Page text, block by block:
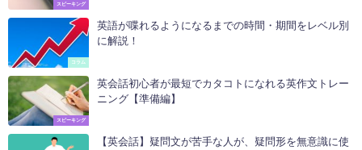
スピーキング
コラム
英語が喋れるようになるまでの時間・期間をレベル別
に解説！
スピーキング
英会話初心者が最短でカタコトになれる英作文トレー
ニング【準備編】
【英会話】疑問文が苦手な人が、疑問形を無意識に使